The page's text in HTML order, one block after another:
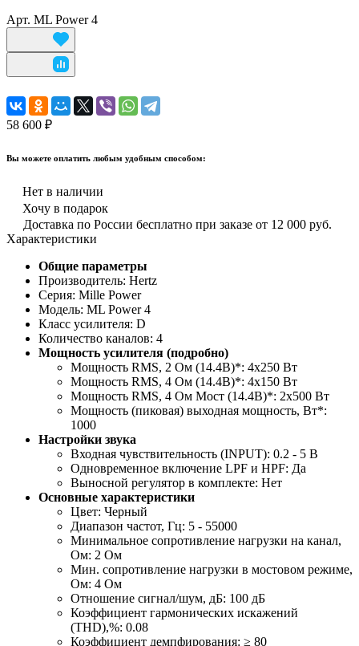
Арт. ML Power 4
58 600 ₽
Вы можете оплатить любым удобным способом:
Нет в наличии
Хочу в подарок
Доставка по России бесплатно при заказе от 12 000 руб.
Характеристики
Общие параметры
Производитель: Hertz
Серия: Mille Power
Модель: ML Power 4
Класс усилителя: D
Количество каналов: 4
Мощность усилителя (подробно)
Мощность RMS, 2 Ом (14.4В)*: 4x250 Вт
Мощность RMS, 4 Ом (14.4В)*: 4х150 Вт
Мощность RMS, 4 Ом Мост (14.4В)*: 2x500 Вт
Мощность (пиковая) выходная мощность, Вт*:
1000
Настройки звука
Входная чувствительность (INPUT): 0.2 - 5 В
Одновременное включение LPF и HPF: Да
Выносной регулятор в комплекте: Нет
Основные характеристики
Цвет: Черный
Диапазон частот, Гц: 5 - 55000
Минимальное сопротивление нагрузки на канал,
Ом: 2 Ом
Мин. сопротивление нагрузки в мостовом режиме,
Ом: 4 Ом
Отношение сигнал/шум, дБ: 100 дБ
Коэффициент гармонических искажений
(THD),%: 0.08
Коэффициент демпфирования: ≥ 80